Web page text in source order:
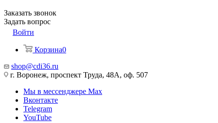
Заказать звонок
Задать вопрос
Войти
Корзина0
shop@cdi36.ru
г. Воронеж, проспект Труда, 48А, оф. 507
Мы в мессенджере Max
Вконтакте
Telegram
YouTube